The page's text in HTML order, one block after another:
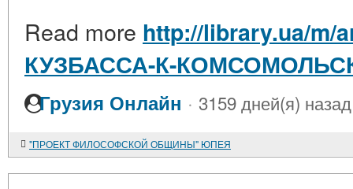
Read more http://library.ua/
КУЗБАССА-К-
Грузия Онлайн · 3159 дней(я) назад
"ПРОЕКТ ФИЛОСОФСКОЙ ОБЩИНЫ" ЮПЕЯ